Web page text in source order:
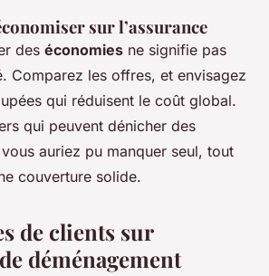
sur l’assurance
des économies ne signifie pas
Comparez les offres, et envisagez
qui réduisent le coût global.
qui peuvent dénicher des
auriez pu manquer seul, tout
couverture solide.
de clients sur
déménagement